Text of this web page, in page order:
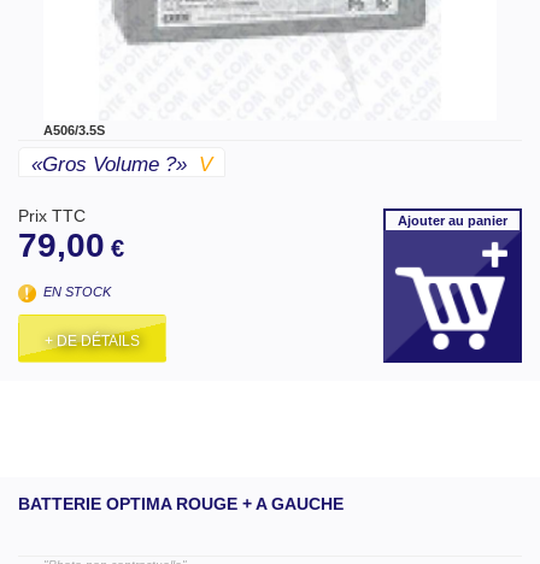
A506/3.5S
«gros Volume ?» V
Prix TTC
79,00 €
EN STOCK
+ DE DÉTAILS
Ajouterau panier
BATTERIE OPTIMA ROUGE + A GAUCHE